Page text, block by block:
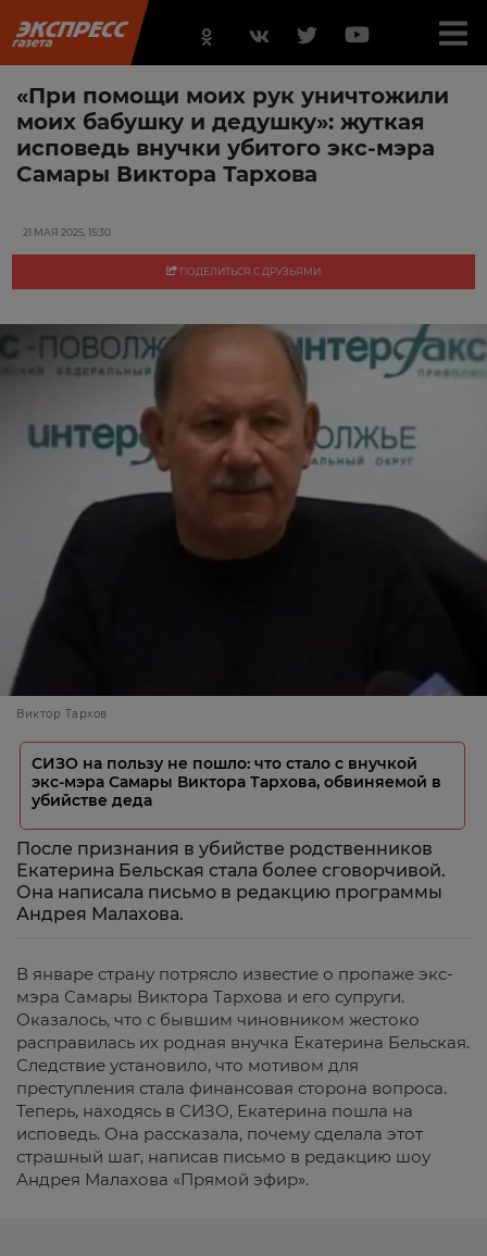
«При помощи моих рук уничтожили
моих бабушку и дедушку»: жуткая
исповедь внучки убитого экс-мэра
Самары Виктора Тархова
21 МАЯ 2025, 15:30
ПОДЕЛИТЬСЯ С ДРУЗЬЯМИ
Виктор Тархов
СИЗО на пользу не пошло: что стало с внучкой
экс-мэра Самары Виктора Тархова, обвиняемой в
убийстве деда
После признания в убийстве родственников
Екатерина Бельская стала более сговорчивой.
Она написала письмо в редакцию программы
Андрея Малахова.
В январе страну потрясло известие о пропаже экс-
мэра Самары Виктора Тархова и его супруги.
Оказалось, что с бывшим чиновником жестоко
расправилась их родная внучка Екатерина Бельская.
Следствие установило, что мотивом для
преступления стала финансовая сторона вопроса.
Теперь, находясь в СИЗО, Екатерина пошла на
исповедь. Она рассказала, почему сделала этот
страшный шаг, написав письмо в редакцию шоу
Андрея Малахова «Прямой эфир».